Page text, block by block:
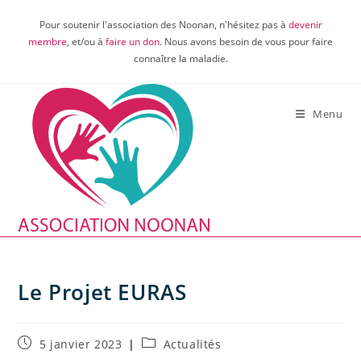
content
Pour soutenir l'association des Noonan, n'hésitez pas à devenir
membre, et/ou à faire un don. Nous avons besoin de vous pour faire
connaître la maladie.
Menu
Le Projet EURAS
Publication
5 janvier 2023
PostActualités